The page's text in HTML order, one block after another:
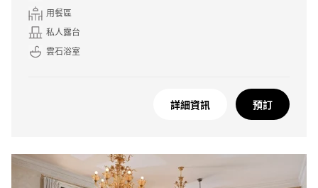
用餐區
私人露台
雲石浴室
詳細資訊 預訂